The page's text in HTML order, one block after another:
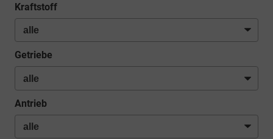
Kraftstoff
Getriebe
Antrieb